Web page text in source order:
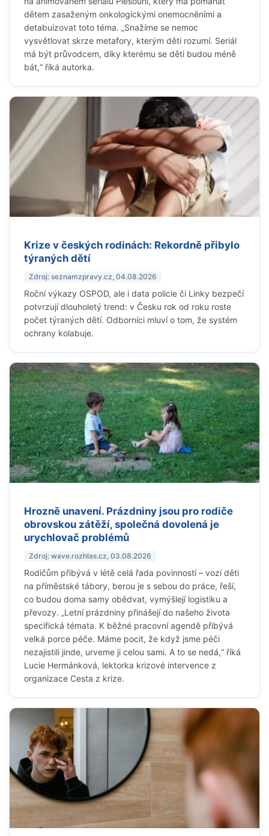
dětem zasaženým onkologickými onemocněními a
detabuizovat toto téma. „Snažíme se nemoc
vysvětlovat skrze metafory, kterým děti rozumí. Seriál
má být průvodcem, díky kterému se děti budou méně
bát,“ říká autorka.
Krize v českých rodinách: Rekordně přibylo
týraných dětí
Zdroj: seznamzpravy.cz, 04.08.2026
Roční výkazy OSPOD, ale i data policie či Linky bezpečí
potvrzují dlouholetý trend: v Česku rok od roku roste
počet týraných dětí. Odborníci mluví o tom, že systém
ochrany kolabuje.
Hrozně unavení. Prázdniny jsou pro rodiče
obrovskou zátěží, společná dovolená je
urychlovač problémů
Zdroj: wave.rozhlas.cz, 03.08.2026
Rodičům přibývá v létě celá řada povinností – vozí děti
na příměstské tábory, berou je s sebou do práce, řeší,
co budou doma samy obědvat, vymýšlejí logistiku a
převozy. „Letní prázdniny přinášejí do našeho života
specifická témata. K běžné pracovní agendě přibývá
velká porce péče. Máme pocit, že když jsme péči
nezajistili jinde, urveme ji celou sami. A to se nedá,“ říká
Lucie Hermánková, lektorka krizové intervence z
organizace Cesta z krize.